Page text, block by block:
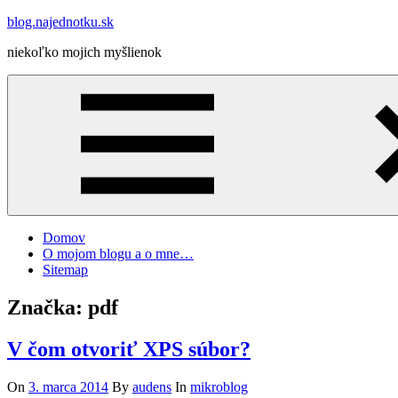
Skip
content
blog.najednotku.sk
niekoľko mojich myšlienok
Domov
O mojom blogu a o mne…
Sitemap
Značka: pdf
V čom otvoriť XPS súbor?
On 3. marca 2014 By audens In mikroblog